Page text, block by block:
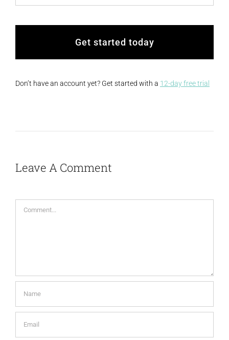
Get started today
Don’t have an account yet? Get started with a 12-day free trial
Leave A Comment
Comment